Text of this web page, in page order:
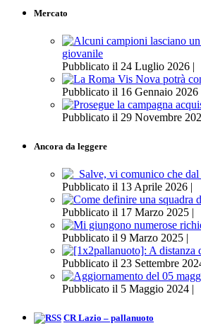
Mercato
giovanile
Pubblicato il 24 Luglio 2026 |
Pubblicato il 16 Gennaio 2026
Pubblicato il 29 Novembre
Ancora da leggere
Pubblicato il 13 Aprile 2026 |
Pubblicato il 17 Marzo 2025 |
Pubblicato il 9 Marzo 2025 |
Pubblicato il 23 Settembre
Pubblicato il 5 Maggio 2024 |
CR Lazio – pallanuoto